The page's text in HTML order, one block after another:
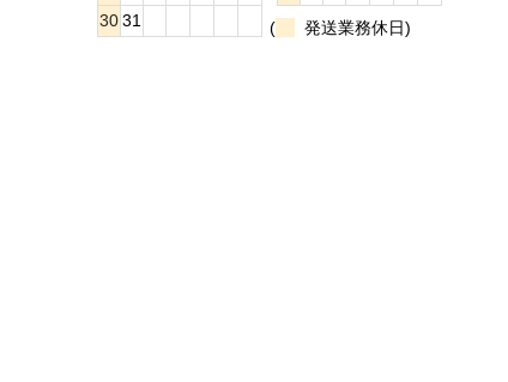
30 31
(
発送業務休日)